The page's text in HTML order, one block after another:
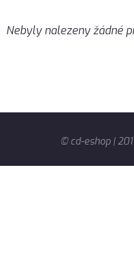
Nebyly nalezeny žádné
© cd-eshop |